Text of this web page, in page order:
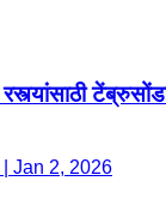
Jan 2, 2026